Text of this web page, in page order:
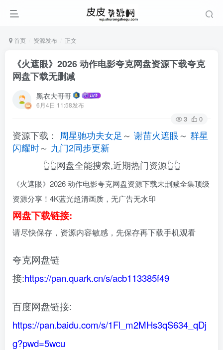
首页 资源发布 正文
《火遮眼》2026 动作电影夸克网盘资源下载夸克
网盘下载无删减
黑衣大哥哥
6月4日 11:58发布
3 0
资源下载： 周星驰功夫女足 ～ 谢苗火遮眼～ 群星
闪耀时～ 九门2同步更新
👆👆网盘全能搜索,近期热门资源👆👆
《火遮眼》2026 动作电影夸克网盘资源下载未删减全集顶级
资源分享！4K蓝光超清画质，无广告无水印
网盘下载链接:
请尽快保存，资源内容敏感，先保存再下载手机观看
夸克网盘链
接:https://pan.quark.cn/s/acb113385f49
百度网盘链接:
https://pan.baidu.com/s/1Fl_m2MHs3qS634_qDj
g?pwd=5wcu